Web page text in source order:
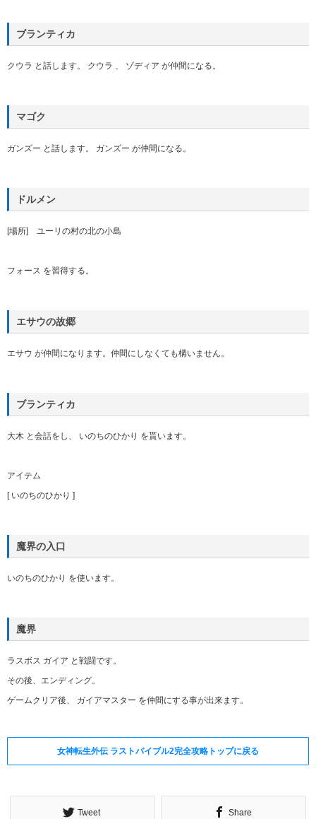
ブランティカ
クウラ と話します。 クウラ 、 ゾディア が仲間になる。
マゴク
ガンズー と話します。 ガンズー が仲間になる。
ドルメン
[場所] ユーリの村の北の小島
フォース を習得する。
エサウの故郷
エサウ が仲間になります。仲間にしなくても構いません。
ブランティカ
大木 と会話をし、 いのちのひかり を貰います。
アイテム
[ いのちのひかり ]
魔界の入口
いのちのひかり を使います。
魔界
ラスボス ガイア と戦闘です。
その後、エンディング。
ゲームクリア後、 ガイアマスター を仲間にする事が出来ます。
女神転生外伝 ラストバイブル2完全攻略トップに戻る
Tweet Share